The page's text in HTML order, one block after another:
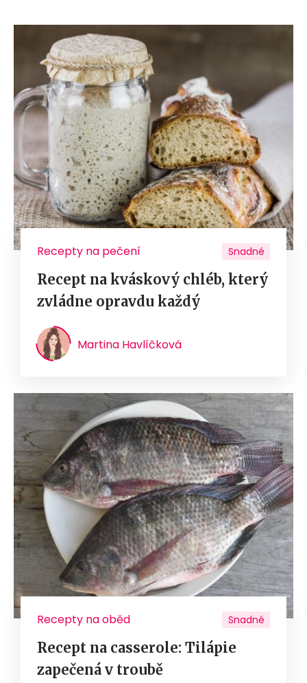
Recepty na pečení Snadné
Recept na kváskový chléb, který
zvládne opravdu každý
Martina Havlíčková
Recepty na oběd Snadné
Recept na casserole: Tilápie
zapečená v troubě